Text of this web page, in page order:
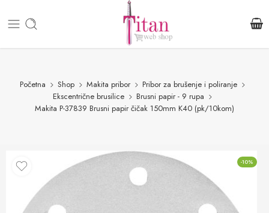
Početna Shop Makita pribor
Pribor za brušenje i poliranje
Ekscentrične brusilice
Brusni papir - 9 rupa
Makita P-37839 Brusni papir čičak 150mm K40 (pk/10kom)
-10%